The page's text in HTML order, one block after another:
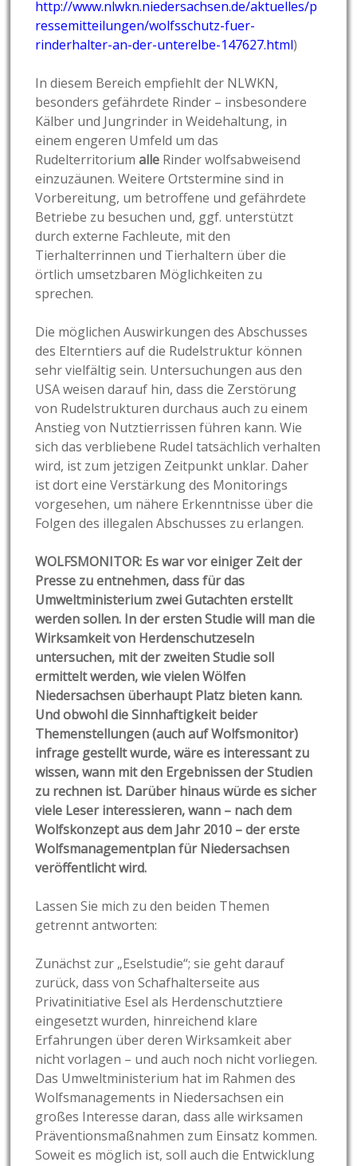
http://www.nlwkn.niedersachsen.de/aktuelles/p
ressemitteilungen/wolfsschutz-fuer-
rinderhalter-an-der-unterelbe-147627.html)
In diesem Bereich empfiehlt der NLWKN,
besonders gefährdete Rinder – insbesondere
Kälber und Jungrinder in Weidehaltung, in
einem engeren Umfeld um das
Rudelterritoriumalle Rinder wolfsabweisend
einzuzäunen. Weitere Ortstermine sind in
Vorbereitung, um betroffene und gefährdete
Betriebe zu besuchen und, ggf. unterstützt
durch externe Fachleute, mit den
Tierhalterrinnen und Tierhaltern über die
örtlich umsetzbaren Möglichkeiten zu
sprechen.
Die möglichen Auswirkungen des Abschusses
des Elterntiers auf die Rudelstruktur können
sehr vielfältig sein. Untersuchungen aus den
USA weisen darauf hin, dass die Zerstörung
von Rudelstrukturen durchaus auch zu einem
Anstieg von Nutztierrissen führen kann. Wie
sich das verbliebene Rudel tatsächlich verhalten
wird, ist zum jetzigen Zeitpunkt unklar. Daher
ist dort eine Verstärkung des Monitorings
vorgesehen, um nähere Erkenntnisse über die
Folgen des illegalen Abschusses zu erlangen.
WOLFSMONITOR: Es war vor einiger Zeit der
Presse zu entnehmen, dass für das
Umweltministerium zwei Gutachten erstellt
werden sollen. In der ersten Studie will man die
Wirksamkeit von Herdenschutzeseln
untersuchen, mit der zweiten Studie soll
ermittelt werden, wie vielen Wölfen
Niedersachsen überhaupt Platz bieten kann.
Und obwohl die Sinnhaftigkeit beider
Themenstellungen (auch auf Wolfsmonitor)
infrage gestellt wurde, wäre es interessant zu
wissen, wann mit den Ergebnissen der Studien
zu rechnen ist. Darüber hinaus würde es sicher
viele Leser interessieren, wann – nach dem
Wolfskonzept aus dem Jahr 2010 – der erste
Wolfsmanagementplan für Niedersachsen
veröffentlicht wird.
Lassen Sie mich zu den beiden Themen
getrennt antworten:
Zunächst zur „Eselstudie“; sie geht darauf
zurück, dass von Schafhalterseite aus
Privatinitiative Esel als Herdenschutztiere
eingesetzt wurden, hinreichend klare
Erfahrungen über deren Wirksamkeit aber
nicht vorlagen – und auch noch nicht vorliegen.
Das Umweltministerium hat im Rahmen des
Wolfsmanagements in Niedersachsen ein
großes Interesse daran, dass alle wirksamen
Präventionsmaßnahmen zum Einsatz kommen.
Soweit es möglich ist, soll auch die Entwicklung